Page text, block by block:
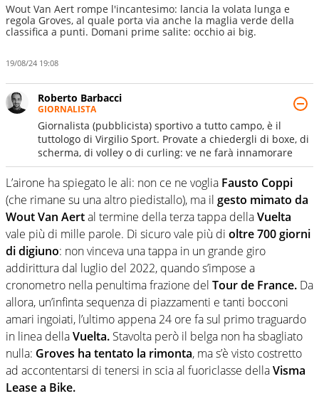
Wout Van Aert rompe l'incantesimo: lancia la volata lunga e
regola Groves, al quale porta via anche la maglia verde della
classifica a punti. Domani prime salite: occhio ai big.
19/08/24 19:08
Roberto Barbacci
GIORNALISTA
Giornalista (pubblicista) sportivo a tutto campo, è il
tuttologo di Virgilio Sport. Provate a chiedergli di boxe, di
scherma, di volley o di curling: ve ne farà innamorare
L’airone ha spiegato le ali: non ce ne voglia Fausto Coppi
(che rimane su una altro piedistallo), ma il gesto mimato da
Wout Van Aertal termine della terza tappa dellaVuelta
vale più di mille parole. Di sicuro vale più di oltre 700 giorni
di digiuno: non vinceva una tappa in un grande giro
addirittura dal luglio del 2022, quando s’impose a
cronometro nella penultima frazione del Tour de France. Da
allora, un’infinta sequenza di piazzamenti e tanti bocconi
amari ingoiati, l’ultimo appena 24 ore fa sul primo traguardo
in linea dellaVuelta. Stavolta però il belga non ha sbagliato
nulla: Groves ha tentato la rimonta, ma s’è visto costretto
ad accontentarsi di tenersi in scia al fuoriclasse dellaVisma
Lease a Bike.